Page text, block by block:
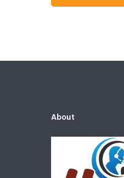
About